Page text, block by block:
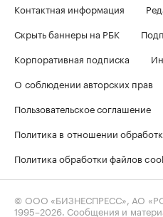
Контактная информация
Скрыть баннеры на РБК
Корпоративная подписка
О соблюдении авторских прав
Пользовательское соглашение
Политика в отношении
Политика обработки файлов
© ООО «БИЗНЕСПРЕСС», АО
1995–2026 . Сообщения и